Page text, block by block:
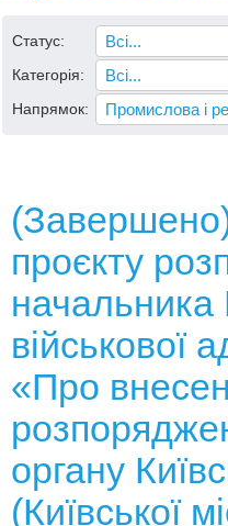
Статус:
Категорія:
Напрямок:
проєкту
начальника
військової
«Про
органу
(Київської